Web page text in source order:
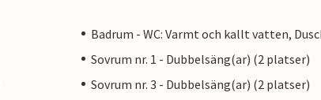
Badrum - WC: Varmt och kallt vatten,
Sovrum nr. 1 - Dubbelsäng(ar) (2 platser)
Sovrum nr. 3 - Dubbelsäng(ar) (2 platser)